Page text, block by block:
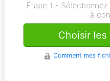
Étape 1 -
à
Choisir les
Comment mes